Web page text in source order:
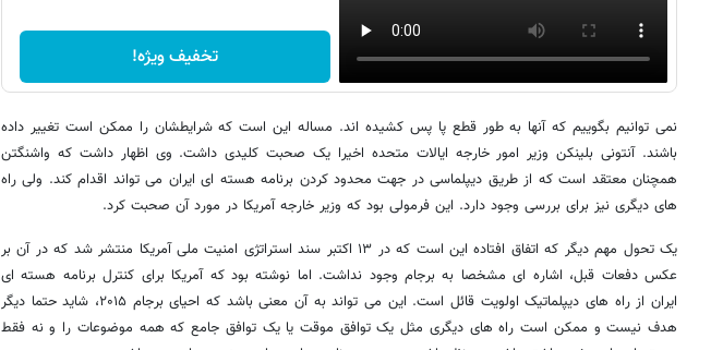
تخفیف ویژه!
نمی توانیم بگوییم که آنها به طور قطع پا پس کشیده اند. مساله این است که شرایطشان را ممکن است تغییر داده
باشند. آنتونی بلینکن وزیر امور خارجه ایالات متحده اخیرا یک صحبت کلیدی داشت. وی اظهار داشت که واشنگتن
همچنان معتقد است که از طریق دیپلماسی در جهت محدود کردن برنامه هسته ای ایران می تواند اقدام کند. ولی راه
های دیگری نیز برای بررسی وجود دارد. این فرمولی بود که وزیر خارجه آمریکا در مورد آن صحبت کرد.
یک تحول مهم دیگر که اتفاق افتاده این است که در ۱۳ اکتبر سند استراتژی امنیت ملی آمریکا منتشر شد که در آن بر
عکس دفعات قبل، اشاره ای مشخصا به برجام وجود نداشت. اما نوشته بود که آمریکا برای کنترل برنامه هسته ای
ایران از راه های دیپلماتیک اولویت قائل است. این می تواند به آن معنی باشد که احیای برجام ۲۰۱۵، شاید حتما دیگر
هدف نیست و ممکن است راه های دیگری مثل یک توافق موقت یا یک توافق جامع که همه موضوعات را و نه فقط